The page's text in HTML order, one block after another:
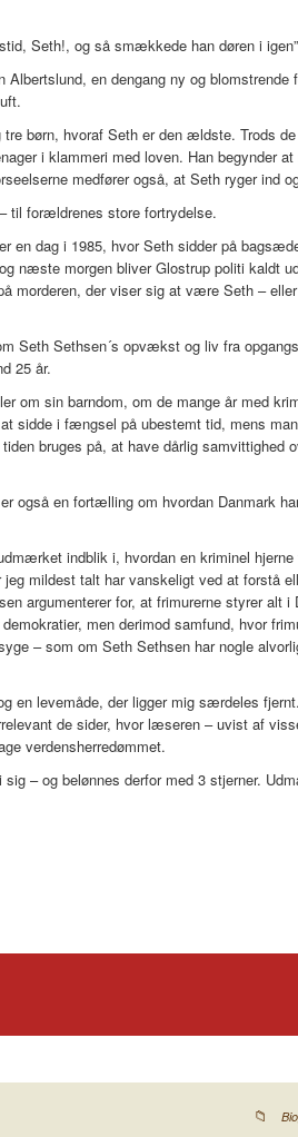
Seth!, og så smækkede han døren i
Albertslund, en dengang ny og blomstrende
børn, hvoraf Seth er den ældste. Trods
i klammeri med loven. Han begynder
medfører også, at Seth ryger ind
til forældrenes store fortrydelse.
en dag i 1985, hvor Seth sidder på
næste morgen bliver Glostrup politi kaldt
morderen, der viser sig at være Seth –
Seth Sethsen´s opvækst og liv fra
25 år.
om sin barndom, om de mange år med
sidde i fængsel på ubestemt tid, mens
bruges på, at have dårlig samvittighed
også en fortælling om hvordan Danmark
indblik i, hvordan en kriminel
mildest talt har vanskeligt ved at forstå
argumenterer for, at frimurerne styrer alt
men derimod samfund, hvor
– som om Seth Sethsen har nogle
en levemåde, der ligger mig særdeles
de sider, hvor læseren – uvist af
verdensherredømmet.
– og belønnes derfor med 3 stjerner.